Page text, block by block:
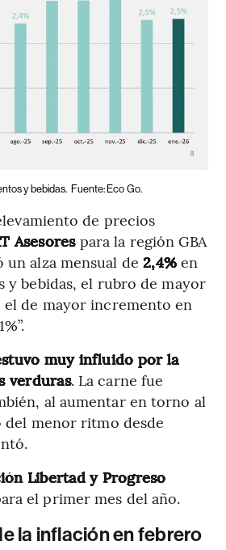
y bebidas. Fuente: Eco Go.
de precios
Asesorespara la región GBA
alza mensual de 2,4% en
y bebidas, el rubro de mayor
de mayor incremento en
muy influido por la
verduras. La carne fue
al aumentar en torno al
del menor ritmo desde
Libertad y Progreso
el primer mes del año.
la inflación en febrero